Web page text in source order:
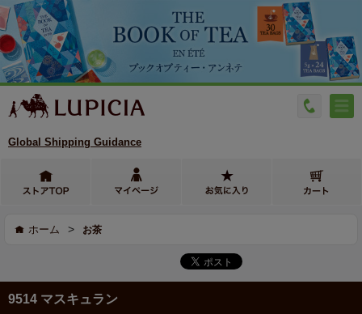
Global Shipping Guidance
ホーム > お茶
9514 マスキュラン